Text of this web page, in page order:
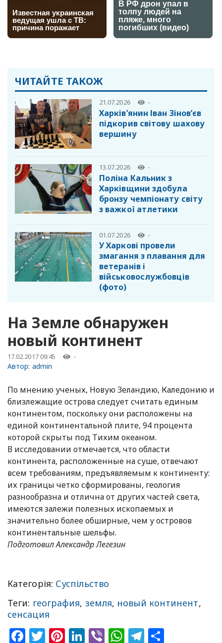
ЧИТАЙТЕ ТАКОЖ
21.07.2026 -
Харків’янин Іван Зінов’єв
підкорив світову шахову
вершину
13.07.2026 -
Поліна Кальник з
Харківщини здобула
бронзу чемпіонату світу
з важкої атлетики
01.07.2026 -
У Харкові провели
змагання з плавання для
ветеранів і
військовослужбовців
(фото)
На Земле обнаружен
новый континент
17.02.2017 09:45 -
Автор: admin
По мнению ученых, Новую Зеландию, Каледонию и
близлежащие острова следует считать единым
континентом, поскольку они расположены на
единой континентальной плите, 94 процента
которой скрыты под Тихим океаном.
В исследовании отмечается, что области
континента, расположенные на суше, отвечают
всем требованиям, предъявляемым к континенту:
их границы четко сформированы, геология
разнообразна и отлична от других частей света,
имеются залежи полезных ископаемых и
значительно более обширные, чем у островов
континентальные шельфы.
Подготовил Александр Легезин
Категорія: Суспільство
Теги: география, земля, новый континент,
сенсация
Facebook
Twitter
Pinterest
LinkedIn
ViberWhatsApp
Telegram